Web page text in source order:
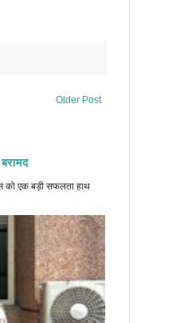
Older Post
को एक बड़ी सफलता हाथ